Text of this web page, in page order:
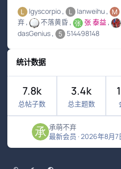
lgyscorpio lanweihu
弃
不落黄昏 张 泰益
dasGenius
514498148
统计数据
7.8k
总帖子数
3.4k
总主题数
承萌不弃
最新会员 ·2026年8月7
浅色模式黑暗模式系统偏好